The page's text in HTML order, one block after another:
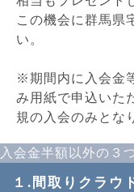
この機会に群馬県
い。
※期間内に入会金
み用紙で申込いた
規の入会のみとな
入会金半額以外の３
１.間取りクラウ